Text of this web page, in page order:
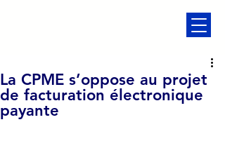
La CPME s’oppose au projet
de facturation électronique
payante